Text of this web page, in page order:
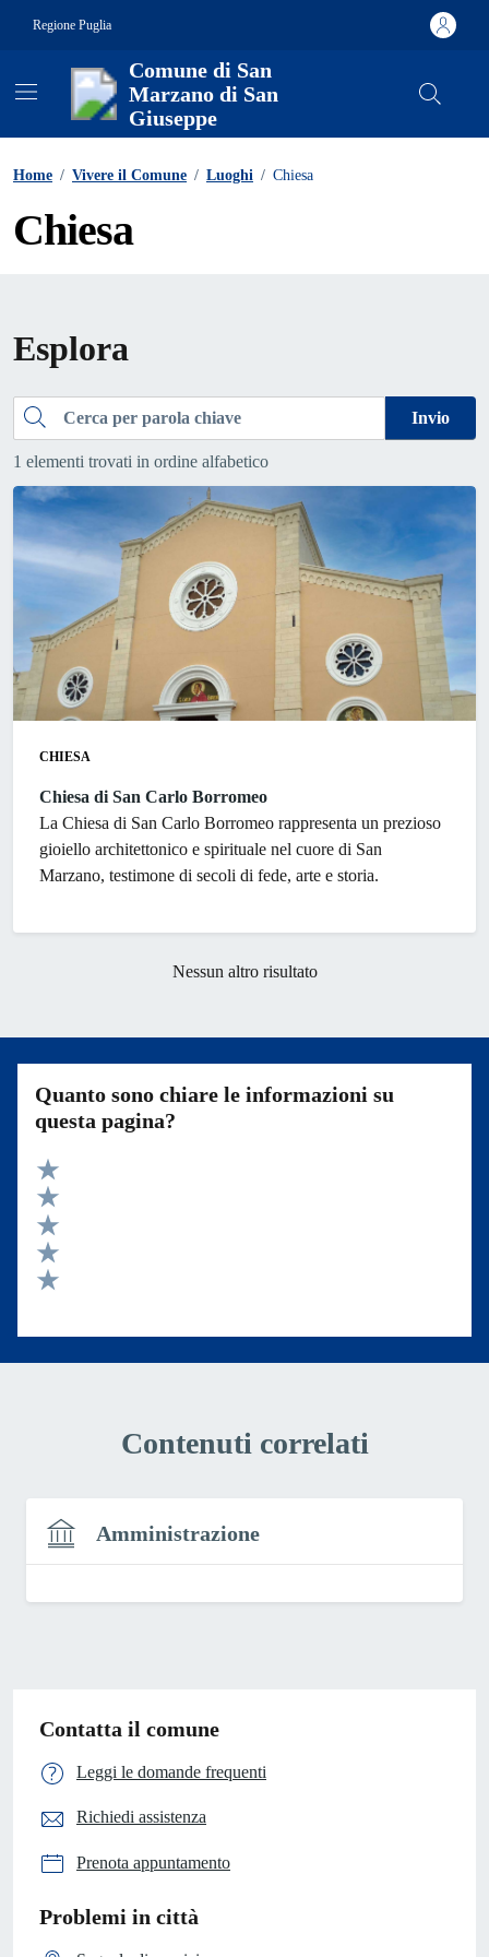
Regione Puglia
Comune di San
Marzano di San
Giuseppe
Home / Vivere il Comune / Luoghi / Chiesa
Chiesa
Esplora
Cerca Invio
1 elementi trovati in ordine alfabetico
CHIESA
Chiesa di San Carlo Borromeo
La Chiesa di San Carlo Borromeo rappresenta un prezioso
gioiello architettonico e spirituale nel cuore di San
Marzano, testimone di secoli di fede, arte e storia.
Nessun altro risultato
Quanto sono chiare le informazioni su
questa pagina?
Valuta 5 stelle su 5
Valuta 4 stelle su 5
Valuta 3 stelle su 5
Valuta 2 stelle su 5
Contenuti correlati
Amministrazione
Contatta il comune
Leggi le domande frequenti
Richiedi assistenza
Prenota appuntamento
Problemi in città